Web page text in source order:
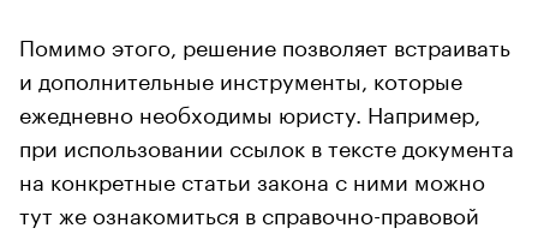
Помимо этого, решение позволяет встраивать
и дополнительные инструменты, которые
ежедневно необходимы юристу. Например,
при использовании ссылок в тексте документа
на конкретные статьи закона с ними можно
тут же ознакомиться в справочно-правовой